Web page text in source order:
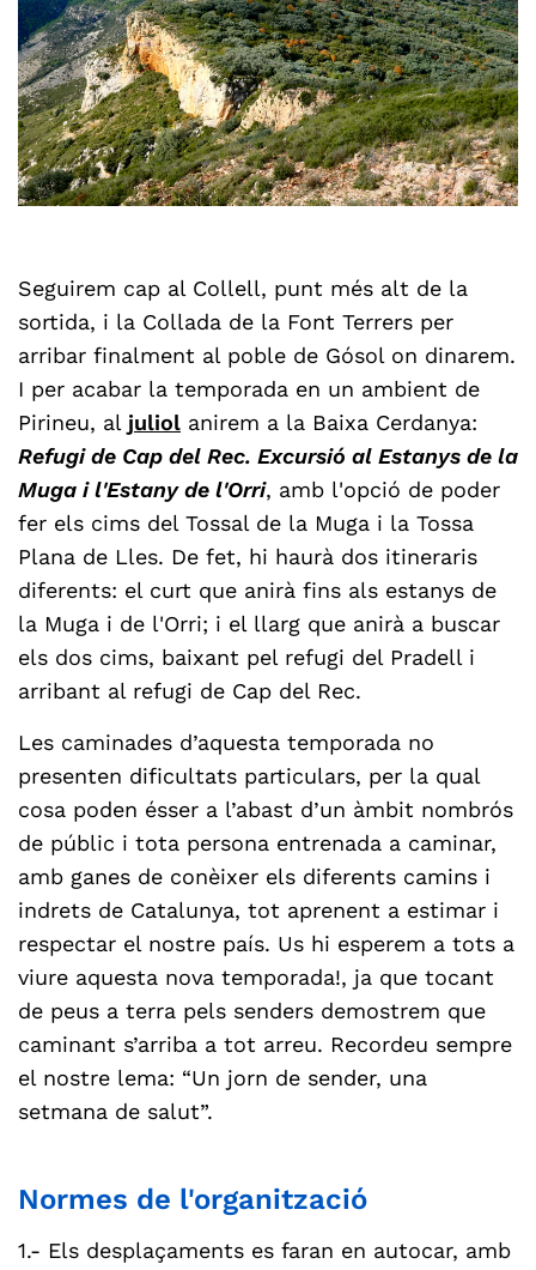
Seguirem cap al Collell, punt més alt de la
sortida, i la Collada de la Font Terrers per
arribar finalment al poble de Gósol on dinarem.
I per acabar la temporada en un ambient de
Pirineu, al juliol anirem a la Baixa Cerdanya:
Refugi de Cap del Rec. Excursió al Estanys de la
Muga i l'Estany de l'Orri, amb l'opció de poder
fer els cims del Tossal de la Muga i la Tossa
Plana de Lles. De fet, hi haurà dos itineraris
diferents: el curt que anirà fins als estanys de
la Muga i de l'Orri; i el llarg que anirà a buscar
els dos cims, baixant pel refugi del Pradell i
arribant al refugi de Cap del Rec.
Les caminades d’aquesta temporada no
presenten dificultats particulars, per la qual
cosa poden ésser a l’abast d’un àmbit nombrós
de públic i tota persona entrenada a caminar,
amb ganes de conèixer els diferents camins i
indrets de Catalunya, tot aprenent a estimar i
respectar el nostre país. Us hi esperem a tots a
viure aquesta nova temporada!, ja que tocant
de peus a terra pels senders demostrem que
caminant s’arriba a tot arreu. Recordeu sempre
el nostre lema: “Un jorn de sender, una
setmana de salut”.
Normes de l'organització
1.- Els desplaçaments es faran en autocar, amb